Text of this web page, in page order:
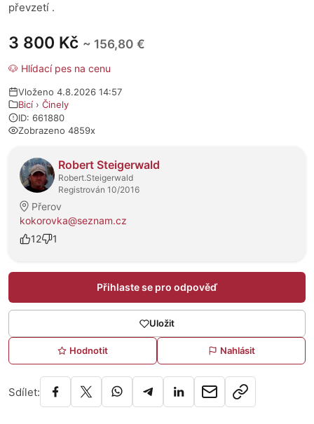
3 800 Kč ~ 156,80 €
🐶 Hlídací pes na cenu
Vloženo 4.8.2026 14:57
Bicí › Činely
ID: 661880
Zobrazeno 4859x
O prodejci
Robert Steigerwald
Robert.Steigerwald
Registrován 10/2016
Přerov
kokorovka@seznam.cz
12
1
Přihlaste se pro odpověď
Uložit
Hodnotit Nahlásit
Sdílet:
převzetí .